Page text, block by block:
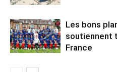
Les bons
soutiennent
France